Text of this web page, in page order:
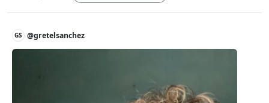
GS @gretelsanchez